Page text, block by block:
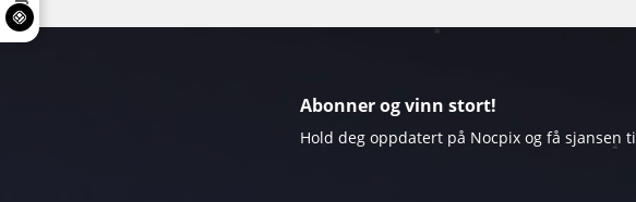
Abonner og vinn stort!
Hold deg oppdatert på Nocpix og få sjansen